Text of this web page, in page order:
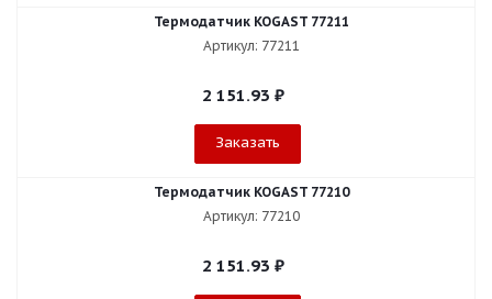
Термодатчик KOGAST 77211
Артикул: 77211
2 151.93 ₽
Заказать
Термодатчик KOGAST 77210
Артикул: 77210
2 151.93 ₽